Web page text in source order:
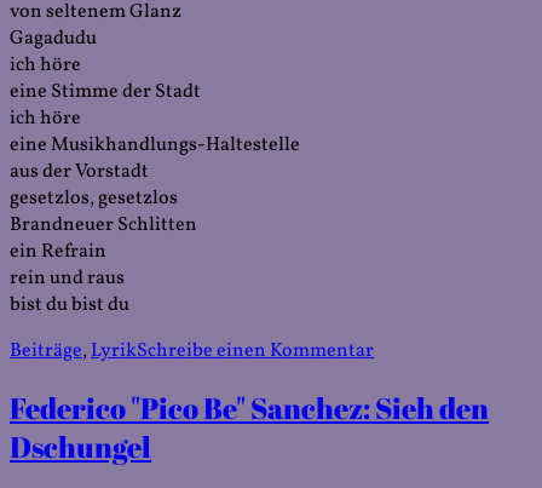
von seltenem Glanz
Gagadudu
ich höre
eine Stimme der Stadt
ich höre
eine Musikhandlungs-Haltestelle
aus der Vorstadt
gesetzlos, gesetzlos
Brandneuer Schlitten
ein Refrain
rein und raus
bist du bist du
Veröffentlicht
Kategorien
Beiträge,LyrikSchreibe einen Kommentarzu
Sánchez
y
Federico "Pico Be" Sanchez: Sieh den
Dschungel